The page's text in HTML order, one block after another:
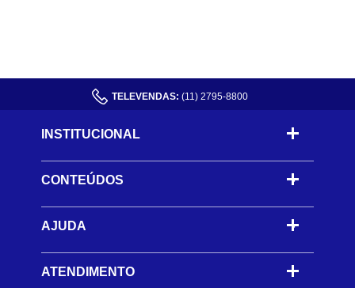
TELEVENDAS: (11) 2795-8800
INSTITUCIONAL
CONTEÚDOS -
AJUDA -
ATENDIMENTO